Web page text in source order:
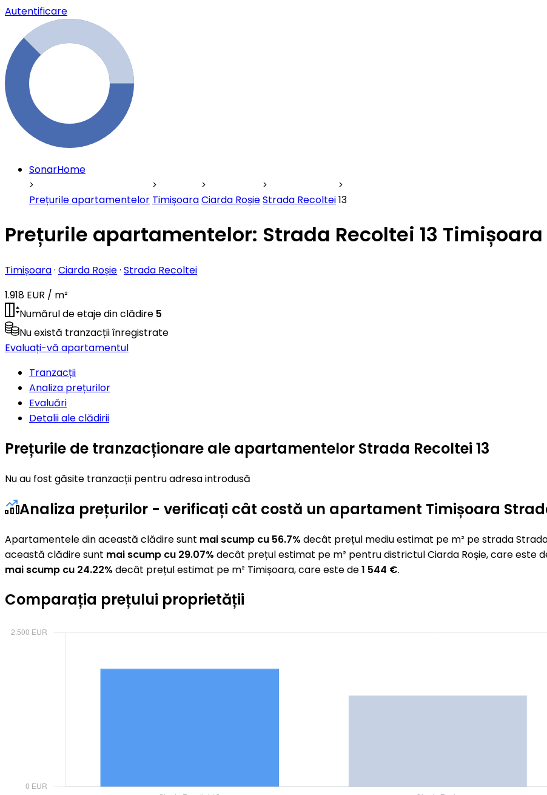
Autentificare
SonarHome
Prețurile apartamentelor TimișoaraCiarda RoșieStrada Recoltei13
Prețurile apartamentelor: Strada Recoltei 13 Timișoara
Timișoara· Ciarda Roșie· Strada Recoltei
1.918 EUR / m²
Numărul de etaje din clădire 5
Nu există tranzacții înregistrate
Evaluați-vă apartamentul
Tranzacții
Analiza prețurilor
Evaluări
Detalii ale clădirii
Prețurile de tranzacționare ale apartamentelor Strada Recoltei 13
Nu au fost găsite tranzacții pentru adresa introdusă
Analiza prețurilor - verificați cât costă un apartament Timișoara
Apartamentele din această clădire sunt mai scump cu 56.7% decât prețul mediu estimat pe m² pe strada
această clădire sunt mai scump cu 29.07% decât prețul estimat pe m² pentru districtul Ciarda Roșie, care este
mai scump cu 24.22% decât prețul estimat pe m² Timișoara, care este de1 544 €.
Comparația prețului proprietății